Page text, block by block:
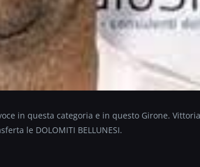
in questa categoria e in questo Girone. Vittoria
le DOLOMITI BELLUNESI.